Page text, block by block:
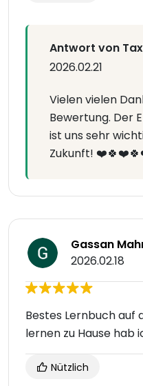
Antwort von
2026.02.21
Vielen vielen
Bewertung. Der
ist uns sehr
Zukunft!
Gassan
2026.02.18
Bestes Lernbuch auf
lernen zu Hause hab
Nützlich